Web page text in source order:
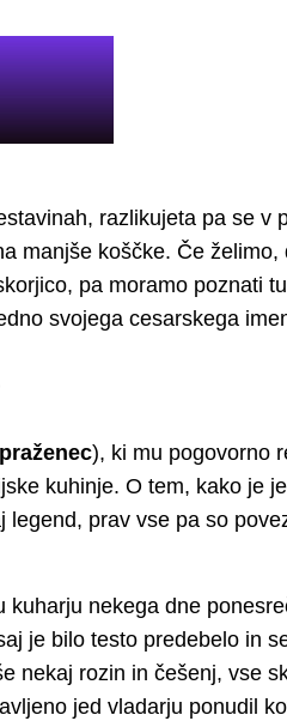
razlikujeta pa se v
manjše koščke. Če
pa moramo poznati
svojega cesarskega
), ki mu pogovorno
kuhinje. O tem, kako je
prav vse pa so
kuharju nekega dne
je bilo testo predebelo in
nekaj rozin in češenj, vse
jed vladarju ponudil